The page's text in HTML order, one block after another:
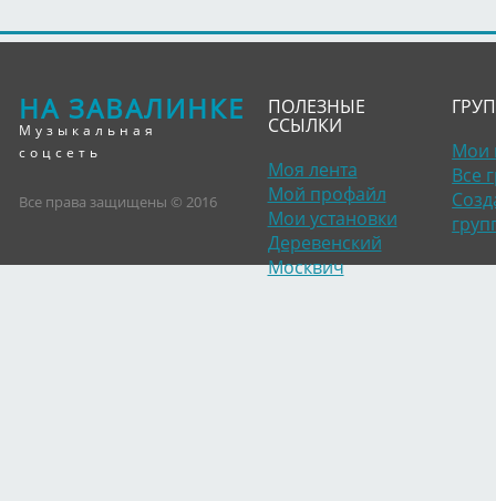
НА ЗАВАЛИНКЕ
Музыкальная
соцсеть
Все права защищены © 2016
ПОЛЕЗНЫЕ
ССЫЛКИ
Моя лента
Мой профайл
Мои установки
Деревенский
Москвич
Мои
Все